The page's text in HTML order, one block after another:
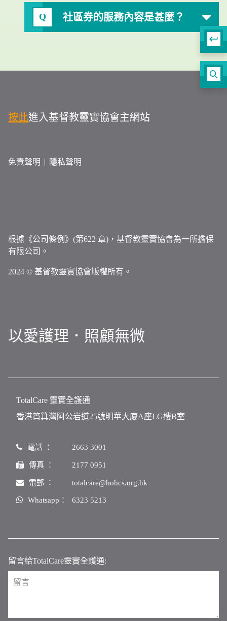
Q 社區券的服務內容是甚麼？
按此進入基督教靈實協會主網站
免責聲明 隱私聲明
根據《公司條例》(第622 章)，基督教靈實協會為一所擔保
有限公司。
2024 © 基督教靈實協會版權所有。
以愛護理．照顧無微
TotalCare 靈實全護通
香港筲箕灣阿公岩道25號明華大廈A座LG樓B室
電話 ： 2663 3001
傳真 ： 2177 0951
電郵 ： totalcare@hohcs.org.hk
Whatsapp： 6323 5213
留言給TotalCare靈實全護通: